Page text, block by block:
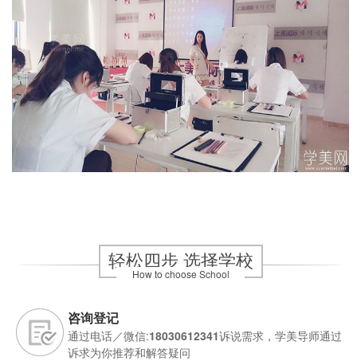
轻松四步 选择学校
How to choose School
咨询登记
通过电话／微信:18030612341诉说需求，学美导师通过
诉求为你推荐和解答疑问